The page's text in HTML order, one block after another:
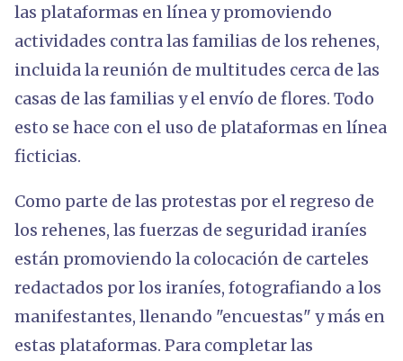
las plataformas en línea y promoviendo
actividades contra las familias de los rehenes,
incluida la reunión de multitudes cerca de las
casas de las familias y el envío de flores. Todo
esto se hace con el uso de plataformas en línea
ficticias.
Como parte de las protestas por el regreso de
los rehenes, las fuerzas de seguridad iraníes
están promoviendo la colocación de carteles
redactados por los iraníes, fotografiando a los
manifestantes, llenando "encuestas" y más en
estas plataformas. Para completar las